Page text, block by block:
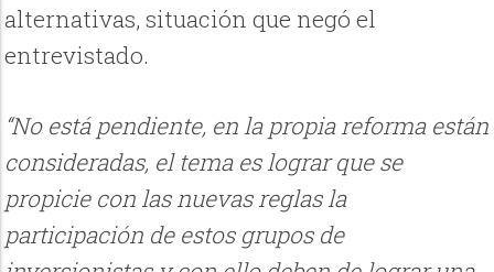
alternativas, situación que negó el
entrevistado.
“No está pendiente, en la propia reforma están
consideradas, el tema es lograr que se
propicie con las nuevas reglas la
participación de estos grupos de